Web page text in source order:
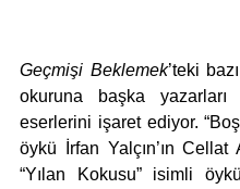
Geçmişi Beklemek’teki
okuruna başka yazarları
eserlerini işaret ediyor.
öykü İrfan Yalçın’ın Cellat
“Yılan Kokusu” isimli